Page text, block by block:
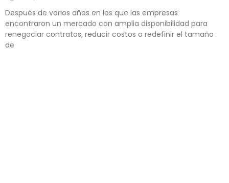
Después de varios años en los que las empresas
encontraron un mercado con amplia disponibilidad para
renegociar contratos, reducir costos o redefinir el tamaño
de